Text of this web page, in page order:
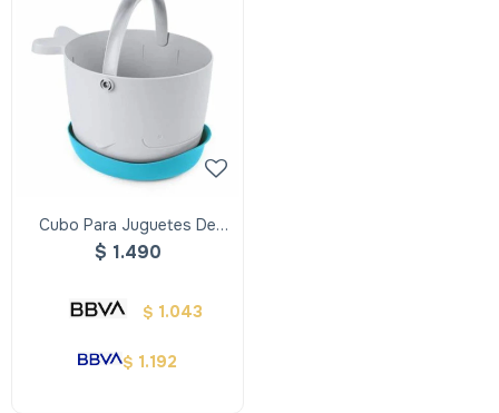
Cubo Para Juguetes De
Baño
$ 1.490
$ 1.043
$ 1.192